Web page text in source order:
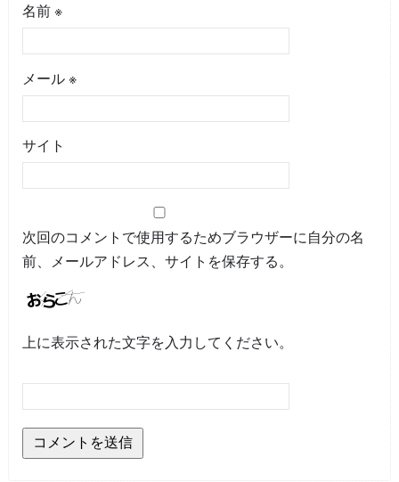
名前 ※
メール ※
サイト
次回のコメントで使用するためブラウザーに自分の名
前、メールアドレス、サイトを保存する。
上に表示された文字を入力してください。